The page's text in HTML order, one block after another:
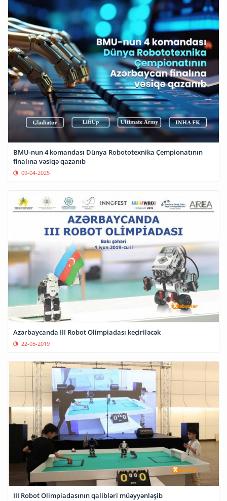
BMU-nun 4 komandası Dünya Robototexnika Çempionatının
finalına vəsiqə qazanıb
09-04-2025
Azərbaycanda III Robot Olimpiadası keçiriləcək
22-05-2019
III Robot Olimpiadasının qalibləri müəyyənləşib